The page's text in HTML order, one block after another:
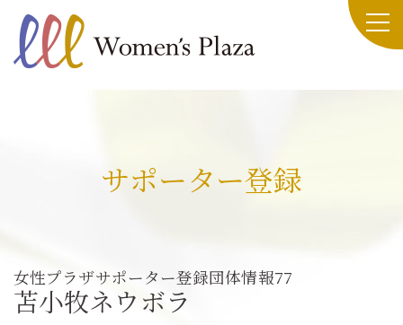
サポーター登録
女性プラザサポーター登録団体情報77
苫小牧ネウボラ